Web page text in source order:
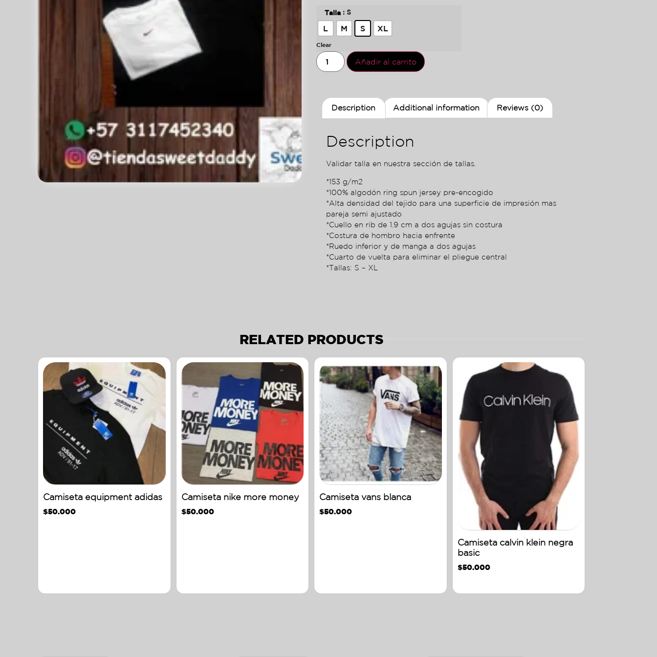
Talla : S
L M S XL
Clear
Añadir al carrito
Description Additional information Reviews (0)
Description
Validar talla en nuestra sección de tallas.
*153 g/m2
*100% algodón ring spun jersey pre-encogido
*Alta densidad del tejido para una superficie de impresión mas
pareja semi ajustado
*Cuello en rib de 1.9 cm a dos agujas sin costura
*Costura de hombro hacia enfrente
*Ruedo inferior y de manga a dos agujas
*Cuarto de vuelta para eliminar el pliegue central
*Tallas: S – XL
RELATED PRODUCTS
Camiseta equipment adidas
$50.000
Camiseta nike more money
$50.000
Camiseta vans blanca
$50.000
Camiseta calvin klein negra
basic
$50.000